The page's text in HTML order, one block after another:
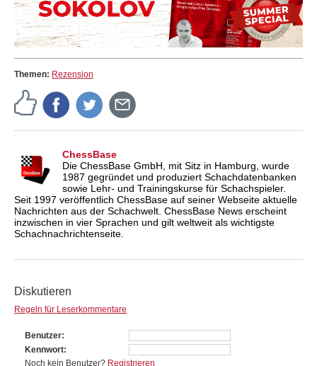
Themen: Rezension
ChessBase
Die ChessBase GmbH, mit Sitz in Hamburg, wurde
1987 gegründet und produziert Schachdatenbanken
sowie Lehr- und Trainingskurse für Schachspieler.
Seit 1997 veröffentlich ChessBase auf seiner Webseite aktuelle
Nachrichten aus der Schachwelt. ChessBase News erscheint
inzwischen in vier Sprachen und gilt weltweit als wichtigste
Schachnachrichtenseite.
Diskutieren
Regeln für Leserkommentare
Benutzer
Kennwort
Noch kein Benutzer? Registrieren